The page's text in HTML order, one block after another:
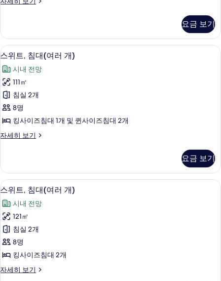
트,
실
2
개,
발
코
니
사
진
모
기
셜
스
위
침
실
개,
발
코
니
자
기
요금 보기
스
위
트,
침
대
(여
러
개)
진
모
두
보
기
디지털 채널 시청이 가능한 46인치 스
19
스위트, 침대(여러 개)
시내 전망
111㎡
침실 2개
8명
킹사이즈침대 1개 및 퀸사이즈침대 2개
자세히 보기
스
대
(여
러
자
세
히
보
기
요금 보기
스
위
트,
침
대
(여
러
개)
1 개의 침실, 이탈리아 프레떼 시트, 고
17
스위트, 침대(여러 개)
시내 전망
121㎡
침실 2개
8명
킹사이즈침대 2개
자세히 보기
스